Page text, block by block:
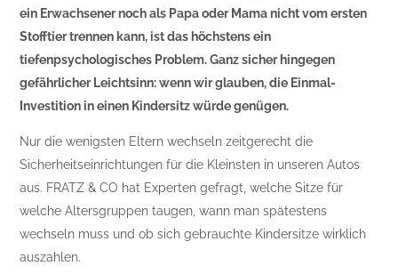
ein Erwachsener noch als Papa oder Mama nicht vom ersten
Stofftier trennen kann, ist das höchstens ein
tiefenpsychologisches Problem. Ganz sicher hingegen
gefährlicher Leichtsinn: wenn wir glauben, die Einmal-
Investition in einen Kindersitz würde genügen.
Nur die wenigsten Eltern wechseln zeitgerecht die
Sicherheitseinrichtungen für die Kleinsten in unseren Autos
aus. FRATZ & CO hat Experten gefragt, welche Sitze für
welche Altersgruppen taugen, wann man spätestens
wechseln muss und ob sich gebrauchte Kindersitze wirklich
auszahlen.